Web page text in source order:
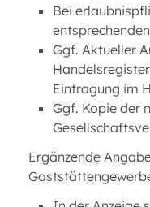
Bei
Ggf. Aktueller
Eintragung im
Ggf. Kopie der
Ergänzende